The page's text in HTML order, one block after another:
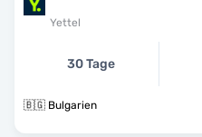
Yettel
30 Tage
🇧🇬 Bulgarien